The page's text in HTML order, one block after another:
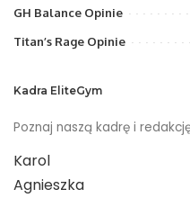
GH Balance Opinie
Titan’s Rage Opinie
Kadra EliteGym
Poznaj naszą kadrę i
Karol
Agnieszka